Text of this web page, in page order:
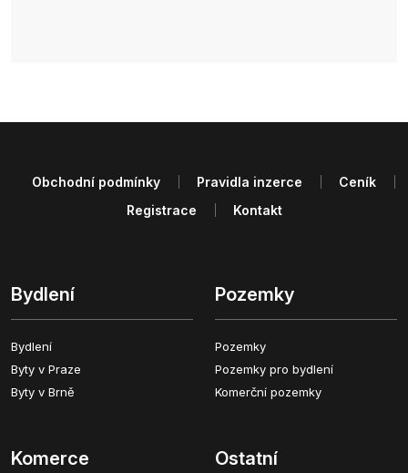
Bydlení
Bydlení
Byty v Praze
Byty v Brně
Pozemky
Pozemky
Pozemky pro bydlení
Komerční pozemky
Komerce Ostatní
Obchodní podmínky Pravidla inzerce
Ceník
Registrace
Kontakt